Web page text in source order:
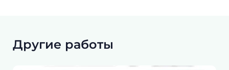
Другие работы